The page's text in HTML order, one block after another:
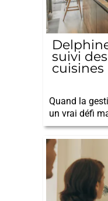
suivi
cuisines
Quand la
un vrai défi